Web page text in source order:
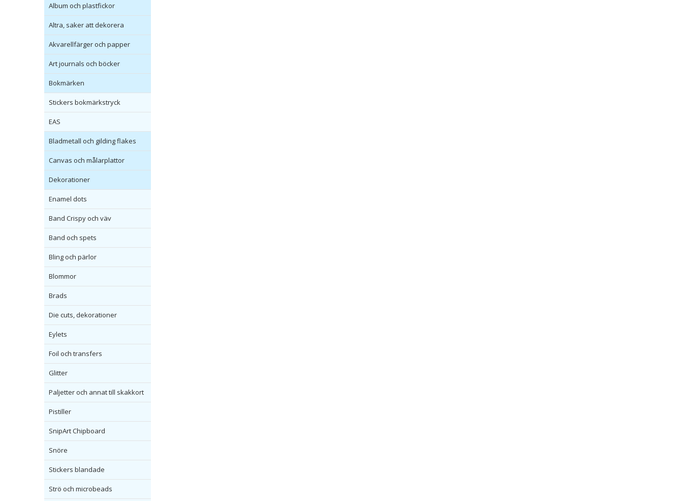
Album och plastfickor
Altra, saker att dekorera
Akvarellfärger och papper
Art journals och böcker
Bokmärken
Stickers bokmärkstryck
EAS
Bladmetall och gilding flakes
Canvas och målarplattor
Dekorationer
Enamel dots
Band Crispy och väv
Band och spets
Bling och pärlor
Blommor
Brads
Die cuts, dekorationer
Eylets
Foil och transfers
Glitter
Paljetter och annat till skakkort
Pistiller
SnipArt Chipboard
Snöre
Stickers blandade
Strö och microbeads